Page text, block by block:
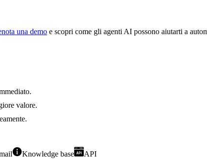
una demo e scopri come gli agenti AI possono aiutarti a
valore.
Knowledge base API